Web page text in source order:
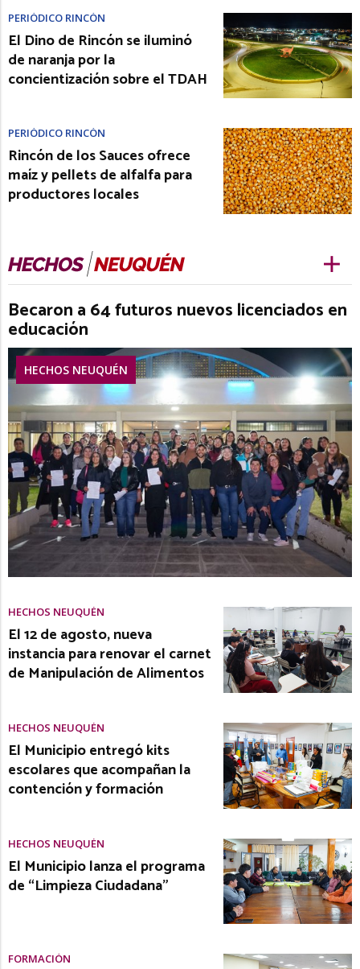
PERIÓDICO RINCÓN
El Dino de Rincón se iluminó
de naranja por la
concientización sobre el TDAH
PERIÓDICO RINCÓN
Rincón de los Sauces ofrece
maíz y pellets de alfalfa para
productores locales
Becaron a 64 futuros nuevos licenciados en
educación
HECHOS NEUQUÉN
HECHOS NEUQUÉN
El 12 de agosto, nueva
instancia para renovar el carnet
de Manipulación de Alimentos
HECHOS NEUQUÉN
El Municipio entregó kits
escolares que acompañan la
contención y formación
HECHOS NEUQUÉN
El Municipio lanza el programa
de “Limpieza Ciudadana”
FORMACIÓN